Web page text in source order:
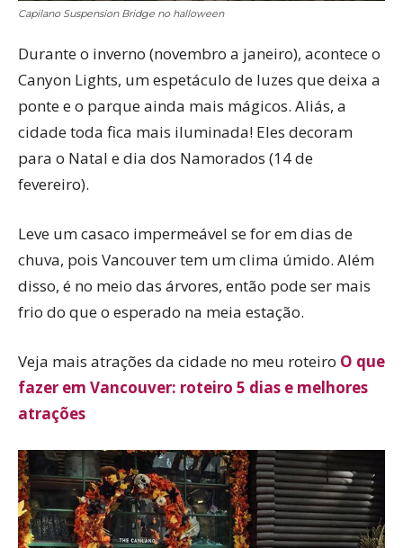
Capilano Suspension Bridge no halloween
Durante o inverno (novembro a janeiro), acontece o
Canyon Lights, um espetáculo de luzes que deixa a
ponte e o parque ainda mais mágicos. Aliás, a
cidade toda fica mais iluminada! Eles decoram
para o Natal e dia dos Namorados (14 de
fevereiro).
Leve um casaco impermeável se for em dias de
chuva, pois Vancouver tem um clima úmido. Além
disso, é no meio das árvores, então pode ser mais
frio do que o esperado na meia estação.
Veja mais atrações da cidade no meu roteiro O que
fazer em Vancouver: roteiro 5 dias e melhores
atrações